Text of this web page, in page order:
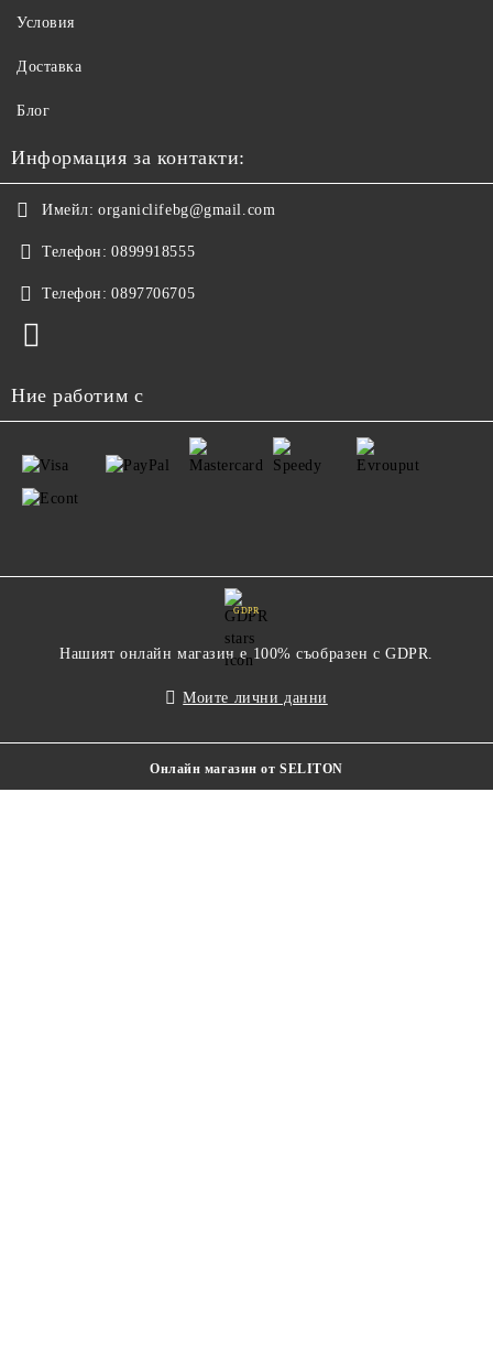
Условия
Доставка
Блог
Информация за контакти:
Имейл: organiclifebg@gmail.com
Телефон: 0899918555
Телефон: 0897706705
Ние работим с
GDPR
Нашият онлайн магазин е 100% съобразен с GDPR.
Моите лични данни
Онлайн магазин от SELITON